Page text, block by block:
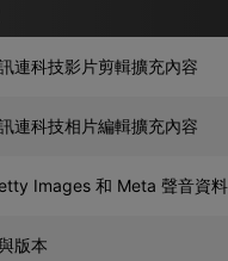
連科技影片剪輯擴充內容
連科技相片編輯擴充內容
Images 和 Meta 聲音資
版本